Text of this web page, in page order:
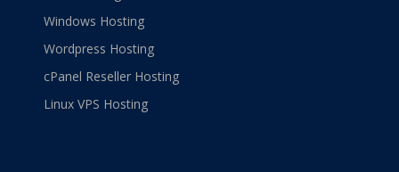
Windows Hosting
Wordpress Hosting
cPanel Reseller Hosting
Linux VPS Hosting